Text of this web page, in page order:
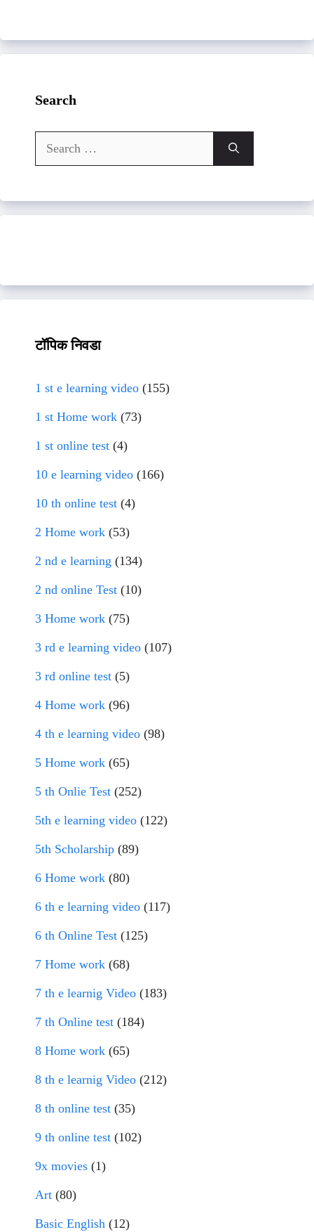
Search
Search
for:
टॉपिक निवडा
1 st e learning video (155)
1 st Home work (73)
1 st online test (4)
10 e learning video (166)
10 th online test (4)
2 Home work (53)
2 nd e learning (134)
2 nd online Test (10)
3 Home work (75)
3 rd e learning video (107)
3 rd online test (5)
4 Home work (96)
4 th e learning video (98)
5 Home work (65)
5 th Onlie Test (252)
5th e learning video (122)
5th Scholarship (89)
6 Home work (80)
6 th e learning video (117)
6 th Online Test (125)
7 Home work (68)
7 th e learnig Video (183)
7 th Online test (184)
8 Home work (65)
8 th e learnig Video (212)
8 th online test (35)
9 th online test (102)
9x movies (1)
Art (80)
Basic English (12)